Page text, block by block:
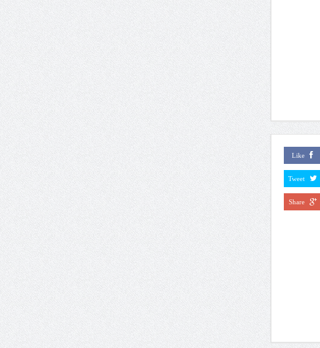
Like
Tweet
Share